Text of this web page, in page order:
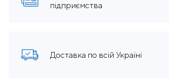
підприємства
Доставка по всій Україні